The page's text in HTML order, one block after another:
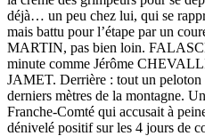
déjà… un peu chez lui, qui se
mais battu pour l’étape par un
MARTIN, pas bien loin.
minute comme Jérôme
JAMET. Derrière : tout un peloton
derniers mètres de la montagne.
Franche-Comté qui accusait à
dénivelé positif sur les 4 jours de